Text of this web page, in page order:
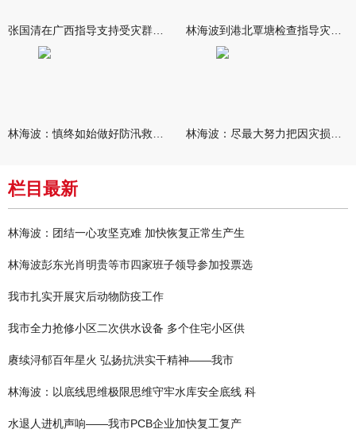
栏目最新
林海波：团结一心攻坚克难 加快恢复正常生产生
林海波彭东光肖明贵等市四家班子领导参加投票选
我市扎实开展灾后动物防疫工作
我市全力抢修小区二次供水设备 多个住宅小区供
赓续浔郁百年星火 弘扬抗洪实干精神——我市
林海波：以底线思维极限思维守牢水库安全底线 科
水退人进机声响——我市PCB企业加快复工复产